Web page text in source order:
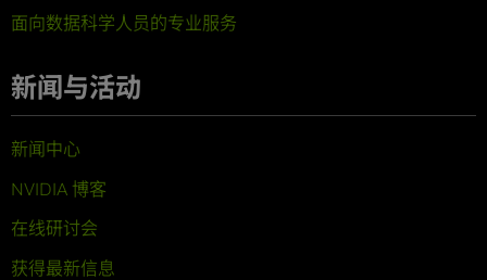
面向数据科学人员的专业服务
新闻与活动
新闻中心
NVIDIA 博客
在线研讨会
获得最新信息